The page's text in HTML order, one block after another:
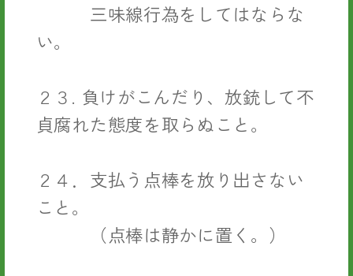
三味線行為をしてはならな
い。
２３. 負けがこんだり、放銃して不
貞腐れた態度を取らぬこと。
２４．支払う点棒を放り出さない
こと。
（点棒は静かに置く。）